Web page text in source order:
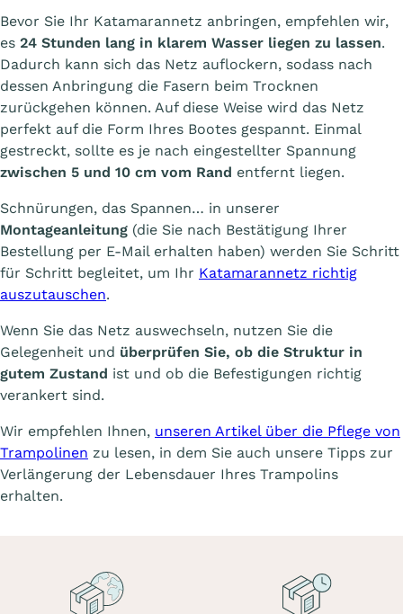
Bevor Sie Ihr Katamarannetz anbringen, empfehlen wir,
es 24 Stunden lang in klarem Wasser liegen zu lassen.
Dadurch kann sich das Netz auflockern, sodass nach
dessen Anbringung die Fasern beim Trocknen
zurückgehen können. Auf diese Weise wird das Netz
perfekt auf die Form Ihres Bootes gespannt. Einmal
gestreckt, sollte es je nach eingestellter Spannung
zwischen 5 und 10 cm vom Rand entfernt liegen.
Schnürungen, das Spannen… in unserer
Montageanleitung (die Sie nach Bestätigung Ihrer
Bestellung per E-Mail erhalten haben) werden Sie Schritt
für Schritt begleitet, um Ihr Katamarannetz richtig
auszutauschen.
Wenn Sie das Netz auswechseln, nutzen Sie die
Gelegenheit und überprüfen Sie, ob die Struktur in
gutem Zustand ist und ob die Befestigungen richtig
verankert sind.
Wir empfehlen Ihnen, unseren Artikel über die Pflege von
Trampolinen zu lesen, in dem Sie auch unsere Tipps zur
Verlängerung der Lebensdauer Ihres Trampolins
erhalten.